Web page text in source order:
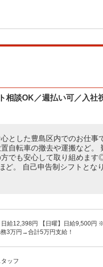
相談OK／週払い可／入社
とした豊島区内でのお仕事
自転車の撤去や運搬など。
でも安心して取り組めます
ど。 自己申告制シフトとな
日給12,398円 【日曜】日給9,500
3万円→合計5万円支給！
ッフ